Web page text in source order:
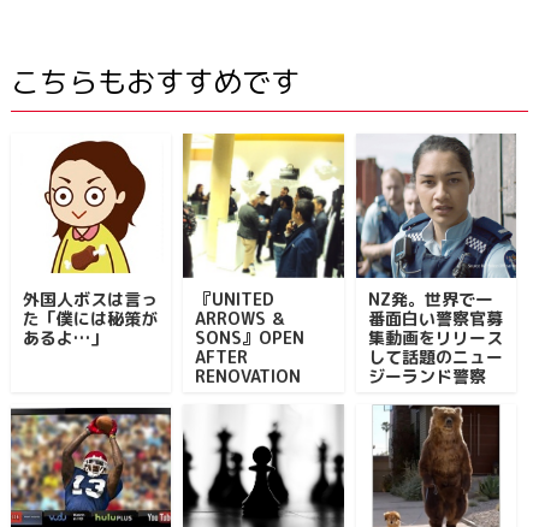
こちらもおすすめです
外国人ボスは言っ
た「僕には秘策が
あるよ…」
『UNITED
ARROWS ＆
SONS』OPEN
AFTER
RENOVATION
NZ発。世界で一
番面白い警察官募
集動画をリリース
して話題のニュー
ジーランド警察